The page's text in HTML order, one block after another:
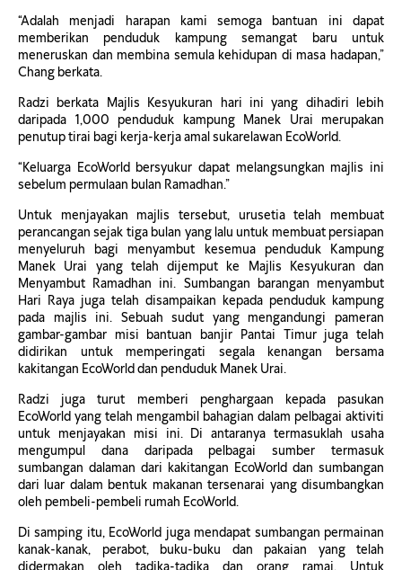
“Adalah menjadi harapan kami semoga bantuan ini dapat
memberikan penduduk kampung semangat baru untuk
meneruskan dan membina semula kehidupan di masa hadapan,”
Chang berkata.
Radzi berkata Majlis Kesyukuran hari ini yang dihadiri lebih
daripada 1,000 penduduk kampung Manek Urai merupakan
penutup tirai bagi kerja-kerja amal sukarelawan EcoWorld.
“Keluarga EcoWorld bersyukur dapat melangsungkan majlis ini
sebelum permulaan bulan Ramadhan.”
Untuk menjayakan majlis tersebut, urusetia telah membuat
perancangan sejak tiga bulan yang lalu untuk membuat persiapan
menyeluruh bagi menyambut kesemua penduduk Kampung
Manek Urai yang telah dijemput ke Majlis Kesyukuran dan
Menyambut Ramadhan ini. Sumbangan barangan menyambut
Hari Raya juga telah disampaikan kepada penduduk kampung
pada majlis ini. Sebuah sudut yang mengandungi pameran
gambar-gambar misi bantuan banjir Pantai Timur juga telah
didirikan untuk memperingati segala kenangan bersama
kakitangan EcoWorld dan penduduk Manek Urai.
Radzi juga turut memberi penghargaan kepada pasukan
EcoWorld yang telah mengambil bahagian dalam pelbagai aktiviti
untuk menjayakan misi ini. Di antaranya termasuklah usaha
mengumpul dana daripada pelbagai sumber termasuk
sumbangan dalaman dari kakitangan EcoWorld dan sumbangan
dari luar dalam bentuk makanan tersenarai yang disumbangkan
oleh pembeli-pembeli rumah EcoWorld.
Di samping itu, EcoWorld juga mendapat sumbangan permainan
kanak-kanak, perabot, buku-buku dan pakaian yang telah